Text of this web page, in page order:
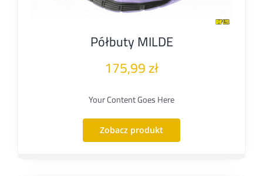
Półbuty MILDE
175,99zł
Your Content Goes Here
Zobacz produkt